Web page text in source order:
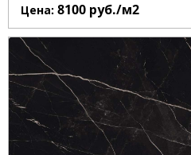
Цена: 8100 руб./м2